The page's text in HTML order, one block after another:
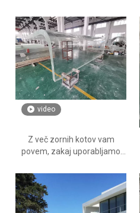
video
Z več zornih kotov vam
povem, zakaj uporabljamo
leyu